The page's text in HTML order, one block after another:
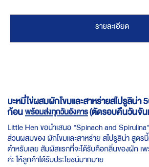
รายละเอียด
บะหมี่ไข่ผสมผักโขมและสาหร่ายสไปรูลิน่า
ก้อนพร้อมส่งทุกวันอังคาร(ตัดรอบคืนวันจั
Little Hen ขอนำเสนอ "Spinach and
ส่วนผสมของ ผักโขมและสาหร่าย สไปรูลิน่า สูต
ตำหรับเลย สัมผัสแรกที่จะได้รับคือกลิ่นของผัก เพ
ค่ะ ให้ลูกค้าได้รับประโยชน์มากมาย